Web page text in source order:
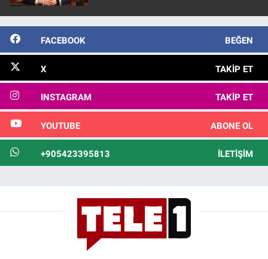
FACEBOOK BEĞEN
X TAKIP ET
INSTAGRAM TAKIP ET
YOUTUBE ABONE OL
+905423395813 İLETIŞIM